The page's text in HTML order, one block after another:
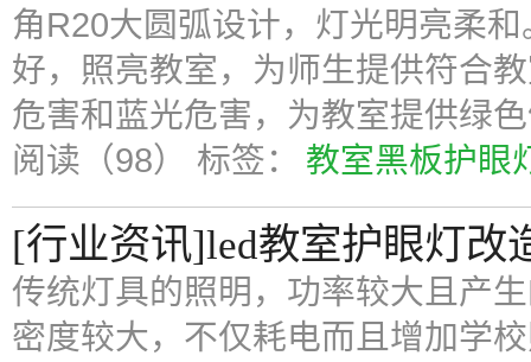
角R20大圆弧设计，灯光明亮柔
好，照亮教室，为师生提供符合
危害和蓝光危害，为教室提供绿
阅读（98） 标签： 教室黑板护眼
[行业资讯]led教室护眼灯改
传统灯具的照明，功率较大且产
密度较大，不仅耗电而且增加学